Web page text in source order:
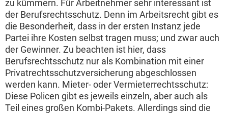
zu kümmern. Für Arbeitnehmer sehr interessant ist
der Berufsrechtsschutz. Denn im Arbeitsrecht gibt es
die Besonderheit, dass in der ersten Instanz jede
Partei ihre Kosten selbst tragen muss; und zwar auch
der Gewinner. Zu beachten ist hier, dass
Berufsrechtsschutz nur als Kombination mit einer
Privatrechtsschutzversicherung abgeschlossen
werden kann. Mieter- oder Vermieterrechtsschutz:
Diese Policen gibt es jeweils einzeln, aber auch als
Teil eines großen Kombi-Pakets. Allerdings sind die